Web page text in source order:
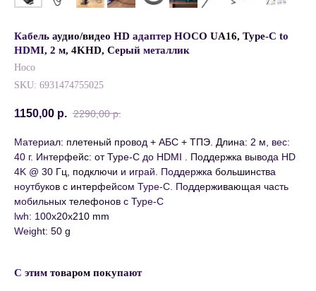
Кабель аудио/видео HD адаптер HOCO UA16, Type-C to
HDMI, 2 м, 4KHD, Cерый металлик
Hoco
SKU: 6931474755025
1150,00 р. 2290,00 р.
Материал: плетеный провод + АБС + ТПЭ. Длина: 2 м, вес:
40 г. Интерфейс: от Type-C до HDMI . Поддержка вывода HD
4K @ 30 Гц, подключи и играй. Поддержка большинства
ноутбуков с интерфейсом Type-C. Поддерживающая часть
мобильных телефонов с Type-C
lwh: 100x20x210 mm
Weight: 50 g
С этим товаром покупают